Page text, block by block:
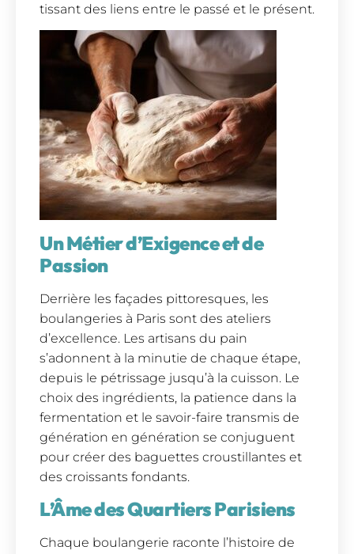
tissant des liens entre le passé et le présent.
Un Métier d’Exigence et de
Passion
Derrière les façades pittoresques, les
boulangeries à Paris sont des ateliers
d’excellence. Les artisans du pain
s’adonnent à la minutie de chaque étape,
depuis le pétrissage jusqu’à la cuisson. Le
choix des ingrédients, la patience dans la
fermentation et le savoir-faire transmis de
génération en génération se conjuguent
pour créer des baguettes croustillantes et
des croissants fondants.
L’Âme des Quartiers Parisiens
Chaque boulangerie raconte l’histoire de